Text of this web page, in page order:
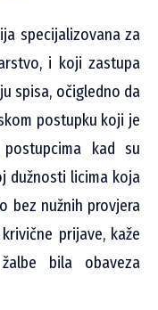
specijalizovana za
i koji zastupa
spisa, očigledno da
postupku koji je
kad su
dužnosti licima koja
bez nužnih provjera
prijave, kaže
bila obaveza